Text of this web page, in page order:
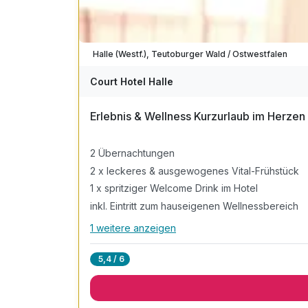
Halle (Westf.), Teutoburger Wald / Ostwestfalen
Court Hotel Halle
Erlebnis & Wellness Kurzurlaub im
2 Übernachtungen
2 x leckeres & ausgewogenes Vital-Frühstück
1 x spritziger Welcome Drink im Hotel
inkl. Eintritt zum hauseigenen Wellnessbereich
Alle Inklusivleistungen
1 weitere anzeigen
5,4 / 6